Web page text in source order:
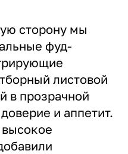
сторону мы
фуд-
листовой
в прозрачной
и аппетит.